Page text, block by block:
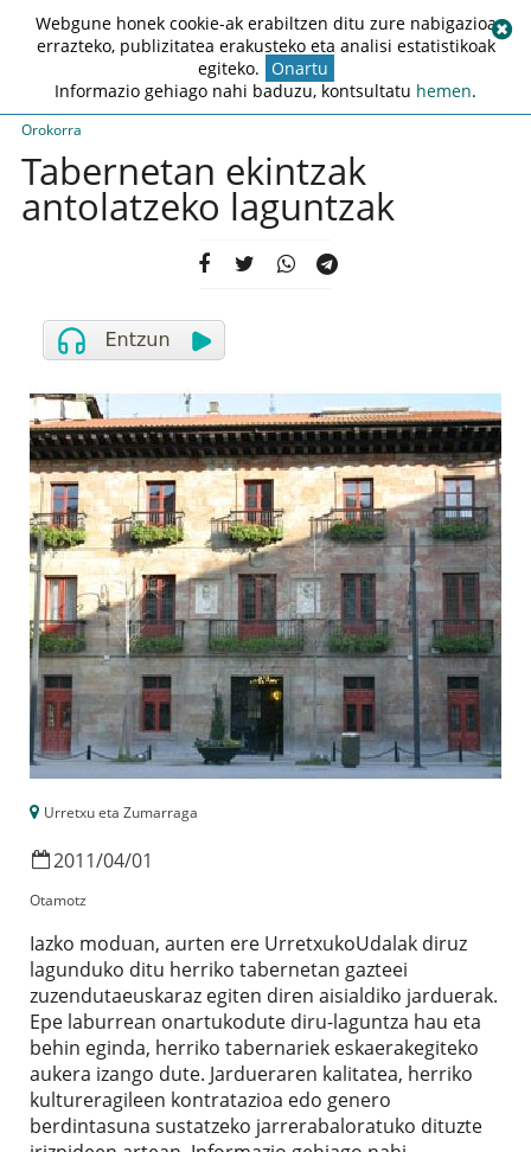
Orokorra
Tabernetan ekintzak
antolatzeko laguntzak
Urretxu eta Zumarraga
2011/04/01
Otamotz
Iazko moduan, aurten ere UrretxukoUdalak diruz
lagunduko ditu herriko tabernetan gazteei
zuzendutaeuskaraz egiten diren aisialdiko jarduerak.
Epe laburrean onartukodute diru-laguntza hau eta
behin eginda, herriko tabernariek eskaerakegiteko
aukera izango dute. Jardueraren kalitatea, herriko
kultureragileen kontratazioa edo genero
berdintasuna sustatzeko jarrerabaloratuko dituzte
Webgune honek cookie-ak erabiltzen ditu zure nabigazioa
errazteko, publizitatea erakusteko eta analisi estatistikoak
egiteko. Onartu
Informazio gehiago nahi baduzu, kontsultatu hemen.